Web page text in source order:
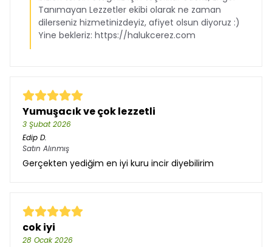
Tanımayan Lezzetler ekibi olarak ne zaman
dilerseniz hizmetinizdeyiz, afiyet olsun diyoruz :)
Yine bekleriz: https://halukcerez.com
Yumuşacık ve çok lezzetli
3 Şubat 2026
Edip D.
Satın Alınmış
Gerçekten yediğim en iyi kuru incir diyebilirim
cok iyi
28 Ocak 2026